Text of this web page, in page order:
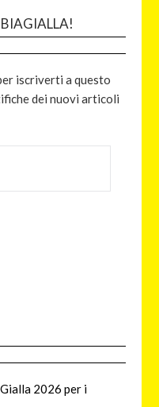
iscriverti a questo
dei nuovi articoli
2026 per i